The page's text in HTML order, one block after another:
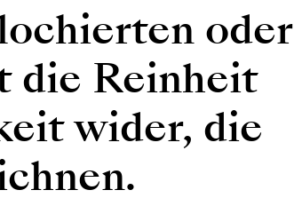
oder
die Reinheit
wider, die